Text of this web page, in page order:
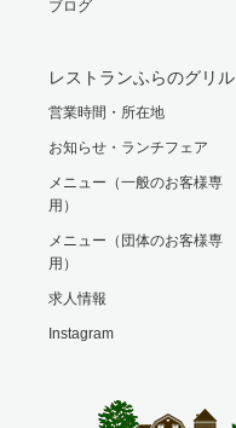
ブログ
レストランふらのグリル
営業時間・所在地
お知らせ・ランチフェア
メニュー（一般のお客様専
用）
メニュー（団体のお客様専
用）
求人情報
Instagram